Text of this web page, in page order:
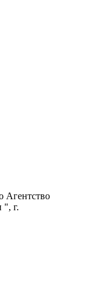
Агентство
г.